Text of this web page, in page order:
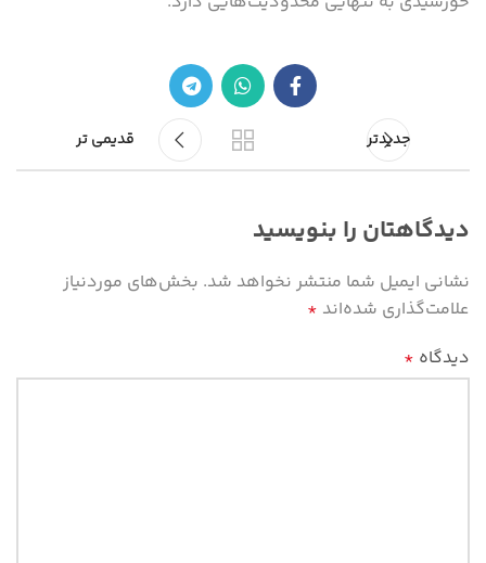
جدیدتر قدیمی تر
دیدگاهتان را بنویسید
نشانی ایمیل شما منتشر نخواهد شد. بخش‌های موردنیاز
علامت‌گذاری شده‌اند *
دیدگاه *